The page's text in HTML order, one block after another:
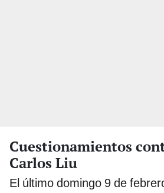
Cuestionamientos
Carlos Liu
El último domingo 9 de